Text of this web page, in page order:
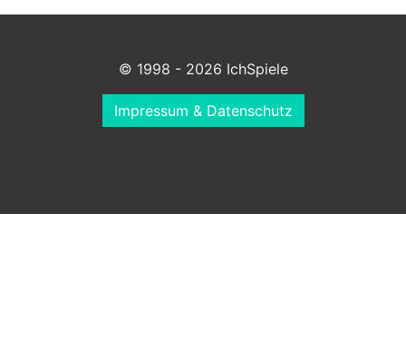
© 1998 - 2026 IchSpiele
Impressum & Datenschutz